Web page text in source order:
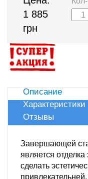
1 885
грн
Описание
Характеристики
Отзывы
Завершающей
является
сделать